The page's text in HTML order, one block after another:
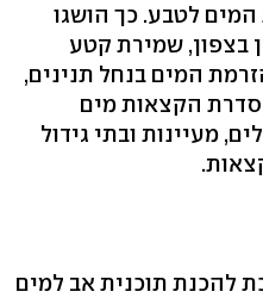
לטבע. כך הושגו
בצפון, שמירת קטע
המים בנחל תנינים,
הקצאות מים
מעיינות ובתי גידול
להכנת תוכנית אב למים